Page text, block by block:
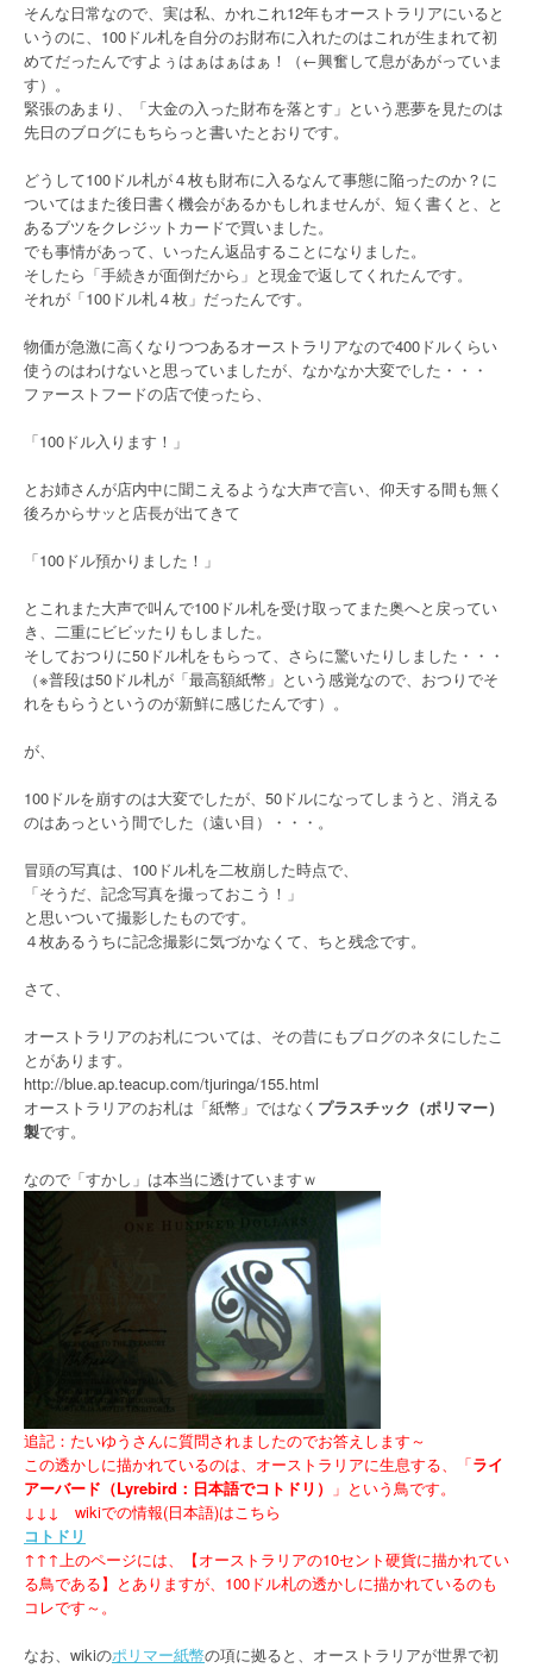
そんな日常なので、実は私、かれこれ12年もオーストラリアにいると
いうのに、100ドル札を自分のお財布に入れたのはこれが生まれて初
めてだったんですよぅはぁはぁはぁ！（←興奮して息があがっていま
す）。
緊張のあまり、「大金の入った財布を落とす」という悪夢を見たのは
先日のブログにもちらっと書いたとおりです。
どうして100ドル札が４枚も財布に入るなんて事態に陥ったのか？に
ついてはまた後日書く機会があるかもしれませんが、短く書くと、と
あるブツをクレジットカードで買いました。
でも事情があって、いったん返品することになりました。
そしたら「手続きが面倒だから」と現金で返してくれたんです。
それが「100ドル札４枚」だったんです。
物価が急激に高くなりつつあるオーストラリアなので400ドルくらい
使うのはわけないと思っていましたが、なかなか大変でした・・・
ファーストフードの店で使ったら、
「100ドル入ります！」
とお姉さんが店内中に聞こえるような大声で言い、仰天する間も無く
後ろからサッと店長が出てきて
「100ドル預かりました！」
とこれまた大声で叫んで100ドル札を受け取ってまた奥へと戻ってい
き、二重にビビッたりもしました。
そしておつりに50ドル札をもらって、さらに驚いたりしました・・・
（※普段は50ドル札が「最高額紙幣」という感覚なので、おつりでそ
れをもらうというのが新鮮に感じたんです）。
が、
100ドルを崩すのは大変でしたが、50ドルになってしまうと、消える
のはあっという間でした（遠い目）・・・。
冒頭の写真は、100ドル札を二枚崩した時点で、
「そうだ、記念写真を撮っておこう！」
と思いついて撮影したものです。
４枚あるうちに記念撮影に気づかなくて、ちと残念です。
さて、
オーストラリアのお札については、その昔にもブログのネタにしたこ
とがあります。
http://blue.ap.teacup.com/tjuringa/155.html
オーストラリアのお札は「紙幣」ではなく プラスチック（ポリマー）
製です。
なので「すかし」は本当に透けていますｗ
追記：たいゆうさんに質問されましたのでお答えします～
この透かしに描かれているのは、オーストラリアに生息する、「ライ
アーバード（Lyrebird：日本語でコトドリ）
」という鳥です。
↓↓↓ wikiでの情報(日本語)はこちら
コトドリ
↑↑↑上のページには、【オーストラリアの10セント硬貨に描かれてい
る鳥である】とありますが、100ドル札の透かしに描かれているのも
コレです～。
なお、wikiのポリマー紙幣の項に拠ると、オーストラリアが世界で初